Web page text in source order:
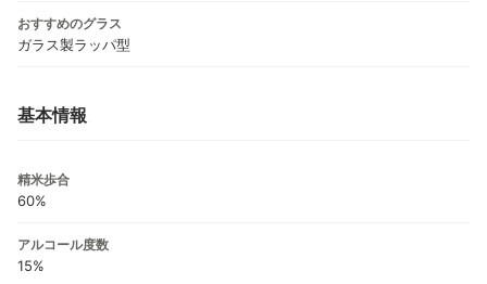
おすすめのグラス
ガラス製ラッパ型
基本情報
精米歩合
60%
アルコール度数
15%